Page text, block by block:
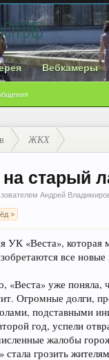
Вебкамеры
ЖКХ
старый
Андрей
>
УК «Веста», которая
все
«Веста» уже поняла,
Огромные долги,
подставными
год, успели
жалобы
стала грозить